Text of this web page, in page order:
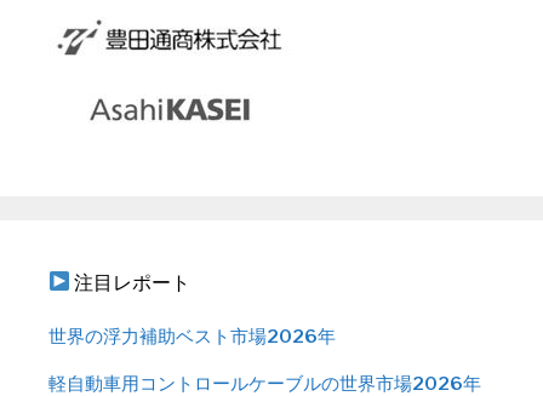
注目レポート
世界の浮力補助ベスト市場2026年
軽自動車用コントロールケーブルの世界市場2026年